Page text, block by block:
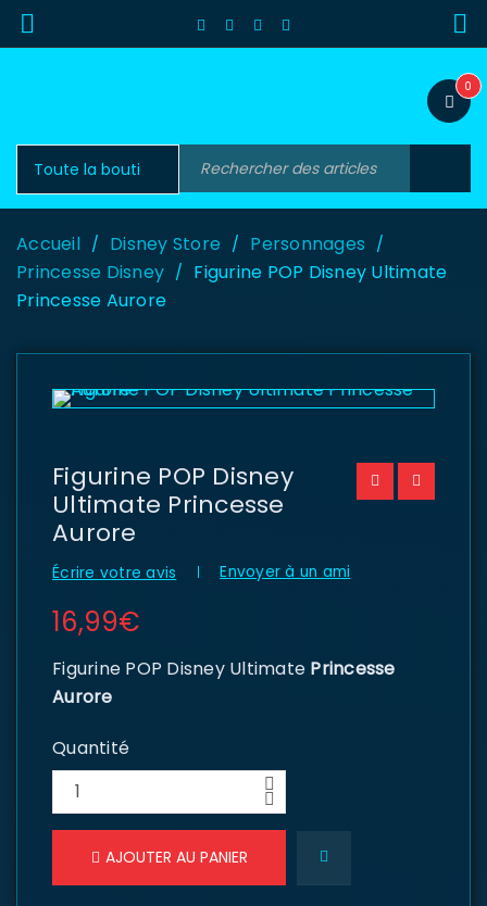
0
Accueil / Disney Store / Personnages /
Princesse Disney / Figurine POP Disney Ultimate
Princesse Aurore
Figurine POP Disney
Ultimate Princesse
Aurore
Écrire votre avis Envoyer à un ami
16,99€
Figurine POP Disney Ultimate Princesse
Aurore
Quantité
AJOUTER AU PANIER